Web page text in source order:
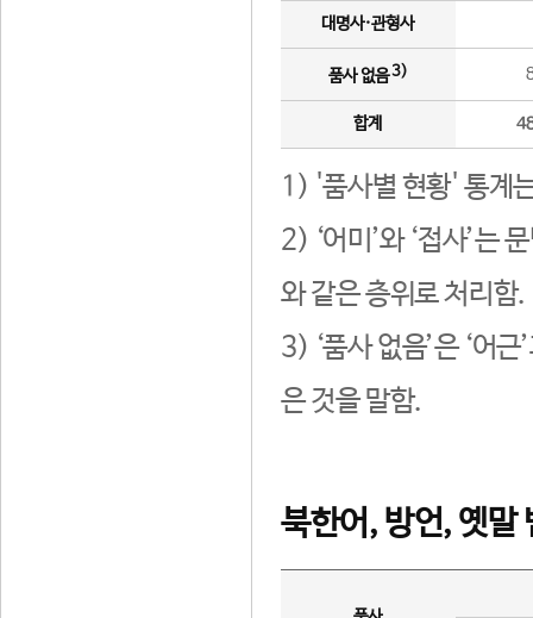
대명사·관형사
품사 없음3)
합계
1) '품사별 현황' 통계
2) ‘어미’와 ‘접사’는
와 같은 층위로 처리함.
3) ‘품사 없음’은 ‘어
은 것을 말함.
북한어, 방언, 옛말